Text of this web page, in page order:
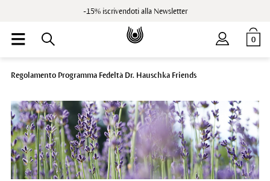
-15% iscrivendoti alla Newsletter
0
Regolamento Programma Fedeltà Dr. Hauschka Friends